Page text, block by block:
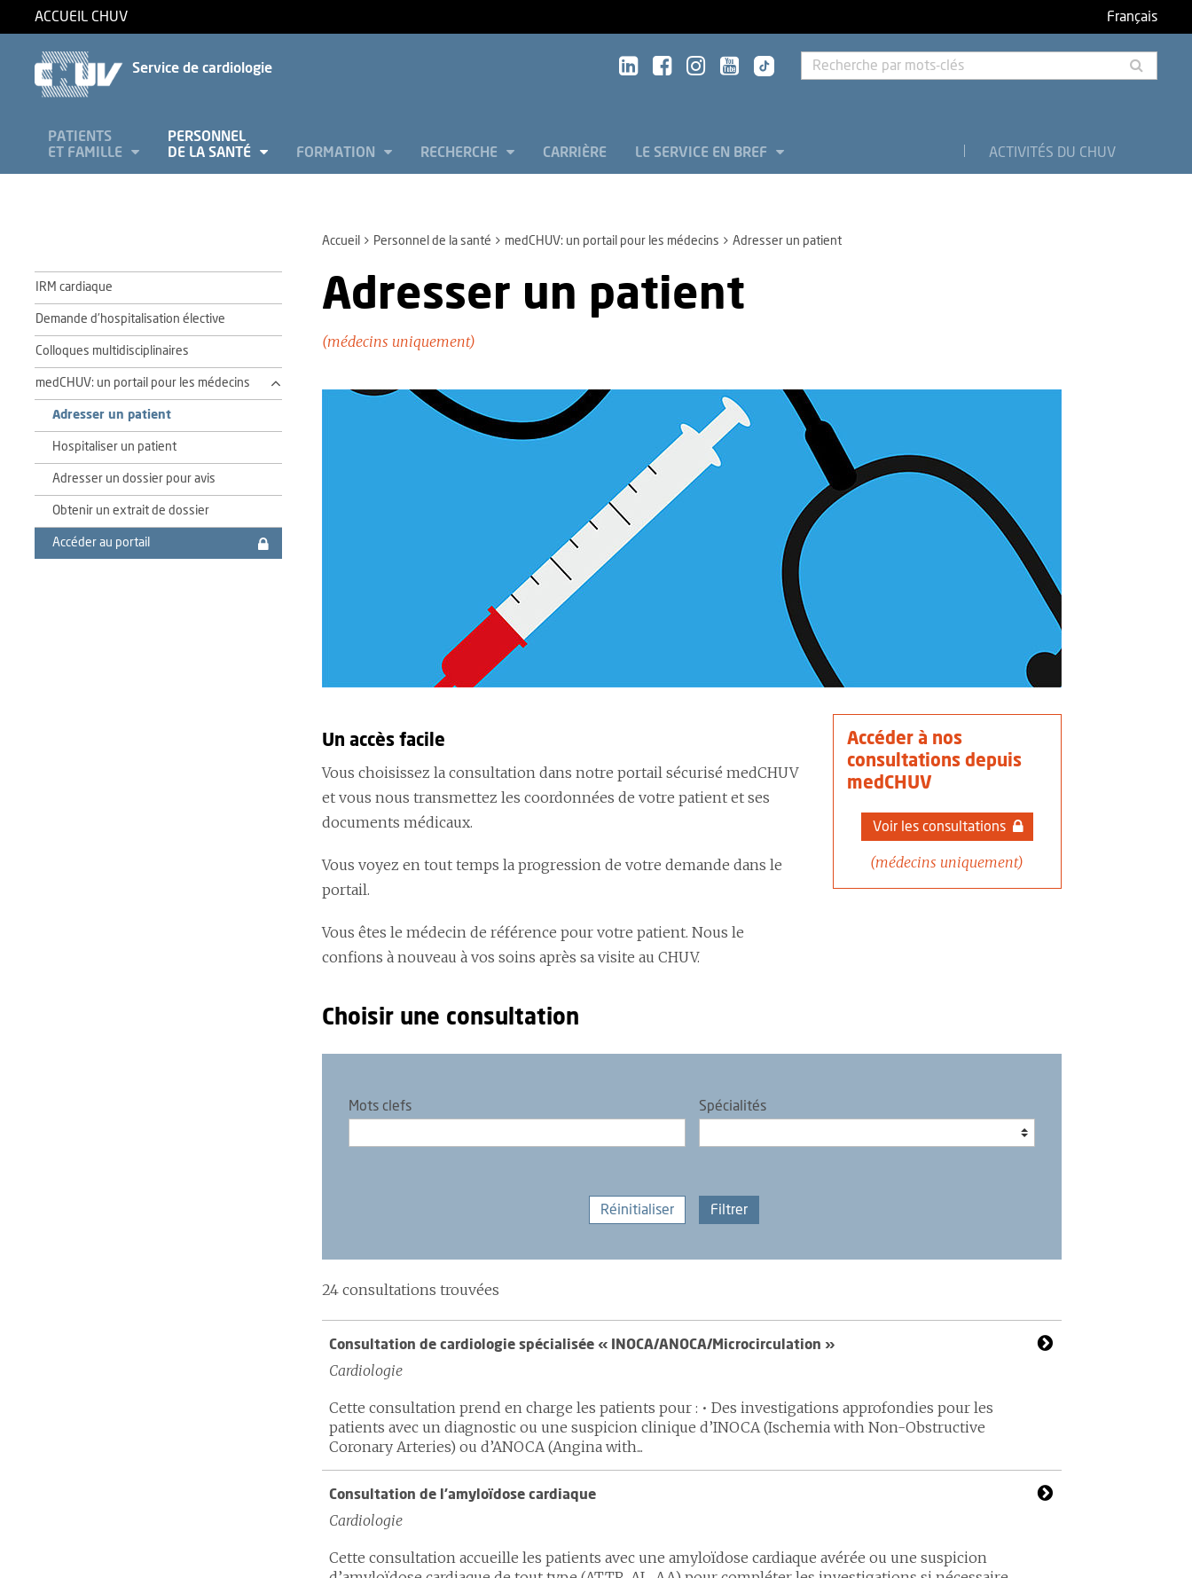
ACCUEIL CHUV Français
Service de cardiologie
PATIENTS
ET FAMILLE
PERSONNEL
DE LA SANTÉ
FORMATION RECHERCHE CARRIÈRE LE SERVICE EN BREF ACTIVITÉS DU CHUV
Accueil Personnel de la santé medCHUV: un portail pour les médecins Adresser un patient
IRM cardiaque
Demande d'hospitalisation élective
Colloques multidisciplinaires
medCHUV: un portail pour les médecins
Adresser un patient
Hospitaliser un patient
Adresser un dossier pour avis
Obtenir un extrait de dossier
Accéder au portail
Adresser un patient
(médecins uniquement)
Un accès facile
Vous choisissez la consultation dans notre portail sécurisé medCHUV
et vous nous transmettez les coordonnées de votre patient et ses
documents médicaux.
Vous voyez en tout temps la progression de votre demande dans le
portail.
Vous êtes le médecin de référence pour votre patient. Nous le
confions à nouveau à vos soins après sa visite au CHUV.
Accéder à nos
consultations depuis
medCHUV
Voir les consultations
(médecins uniquement)
Choisir une consultation
Mots clefs Spécialités
Réinitialiser Filtrer
24 consultations trouvées
Consultation de cardiologie spécialisée « INOCA/ANOCA/Microcirculation »
Cardiologie
Cette consultation prend en charge les patients pour : • Des investigations approfondies pour les
patients avec un diagnostic ou une suspicion clinique d’INOCA (Ischemia with Non-Obstructive
Coronary Arteries) ou d’ANOCA (Angina with...
Consultation de l'amyloïdose cardiaque
Cardiologie
Cette consultation accueille les patients avec une amyloïdose cardiaque avérée ou une suspicion